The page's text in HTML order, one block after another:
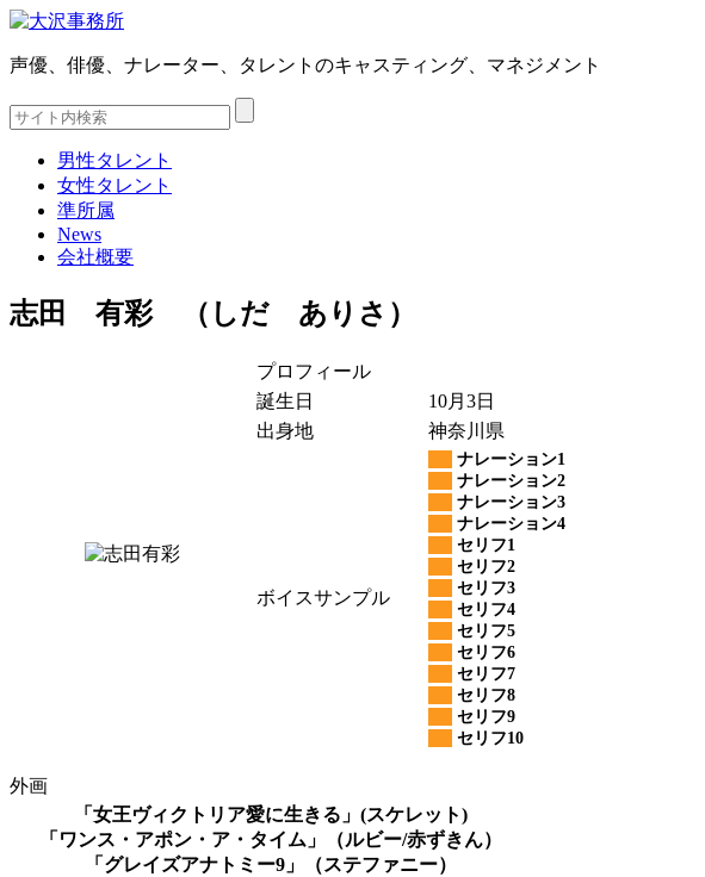
声優、俳優、ナレーター、タレントのキャスティング、マネジメント
男性タレント
女性タレント
準所属
News
会社概要
志田 有彩 （しだ ありさ）
プロフィール
誕生日
10月3日
出身地
神奈川県
ボイスサンプル
ナレーション1
ナレーション2
ナレーション3
ナレーション4
セリフ1
セリフ2
セリフ3
セリフ4
セリフ5
セリフ6
セリフ7
セリフ8
セリフ9
セリフ10
外画
「女王ヴィクトリア愛に生きる」(スケレット)
「ワンス・アポン・ア・タイム」（ルビー/赤ずきん）
「グレイズアナトミー9」（ステファニー）